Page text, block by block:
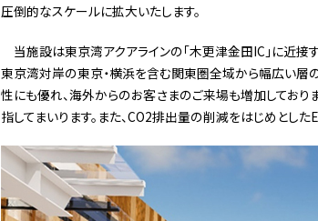
圧倒的なスケールに拡大いたします。
当施設は東京湾アクアラインの「木更津金田IC」に近接
東京湾対岸の東京・横浜を含む関東圏全域から幅広い層
性にも優れ、海外からのお客さまのご来場も増加してお
指してまいります。また、CO2排出量の削減をはじめとし